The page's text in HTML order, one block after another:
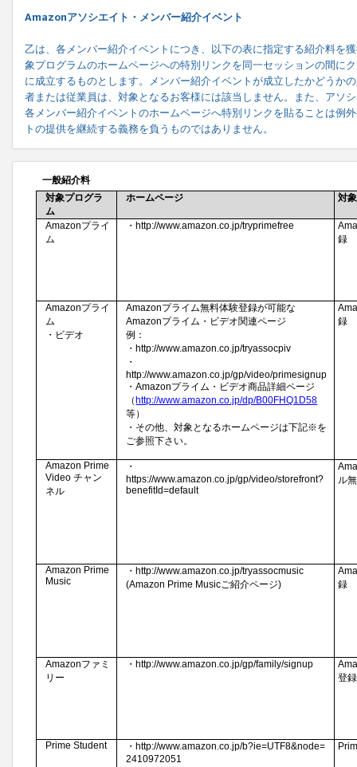
Amazonアソシエイト・メンバー紹介イベント
乙は、各メンバー紹介イベントにつき、以下の表に指定する紹介料を
象プログラムのホームページへの特別リンクを同一セッションの間に
に成立するものとします。メンバー紹介イベントが成立したかどうか
者または従業員は、対象となるお客様には該当しません。また、アソ
各メンバー紹介イベントのホームページへ特別リンクを貼ることは例
トの提供を継続する義務を負うものではありません。